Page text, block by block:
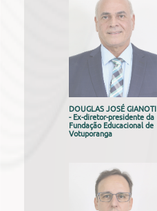
DOUGLAS JOSÉ GIANOTI
- Ex-diretor-presidente da
Fundação Educacional de
Votuporanga